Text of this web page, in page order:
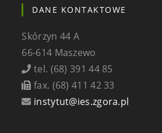
DANE KONTAKTOWE
Skórzyn 44 A
66-614 Maszewo
tel. (68) 391 44 85
fax. (68) 411 42 33
instytut@ies.zgora.pl